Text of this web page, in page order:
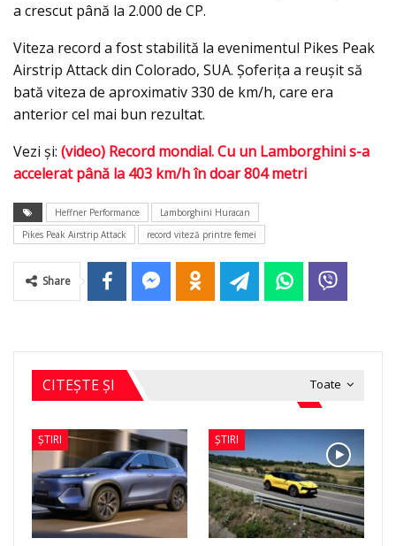
a crescut până la 2.000 de CP.
Viteza record a fost stabilită la evenimentul Pikes Peak
Airstrip Attack din Colorado, SUA. Şoferiţa a reuşit să
bată viteza de aproximativ 330 de km/h, care era
anterior cel mai bun rezultat.
Vezi şi: (video) Record mondial. Cu un Lamborghini s-a
accelerat până la 403 km/h în doar 804 metri
Heffner Performance
Lamborghini Huracan
Pikes Peak Airstrip Attack
record viteză printre femei
Share
Toate
CITEȘTE ȘI
ȘTIRI ȘTIRI